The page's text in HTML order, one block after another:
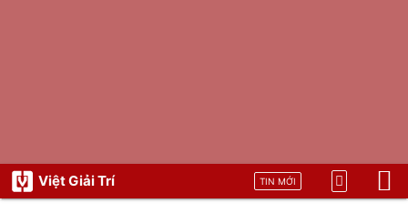
Việt Giải Trí TIN MỚI